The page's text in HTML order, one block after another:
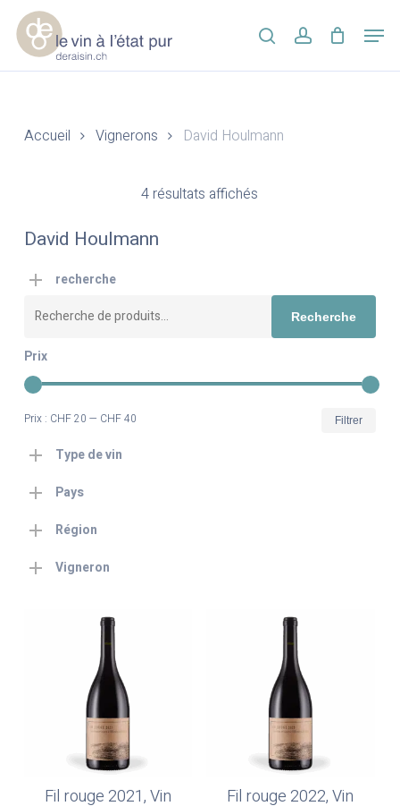
Skip
main
content
searchaccount
David Houlmann
4 résultats affichés
Accueil Vignerons David Houlmann
recherche
Recherche
pour :
Recherche
Prix
Filtrer
Prix : CHF 20 — CHF 40
Type de vin
Pays
Région
Vigneron
Lire La Suite
Fil rouge 2021, Vin
Ajouter Au Panier
Fil rouge 2022, Vin
Menu